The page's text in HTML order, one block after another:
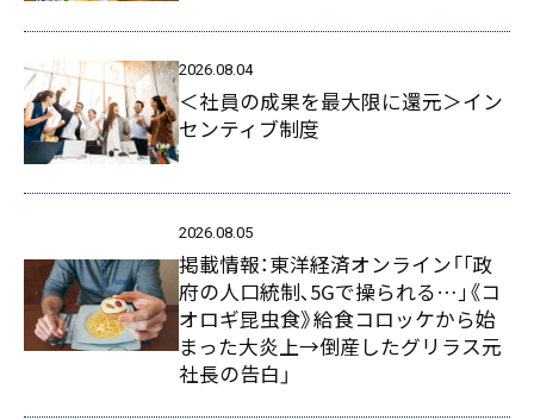
2026.08.04
＜社員の成果を最大限に還元＞イン
センティブ制度
2026.08.05
掲載情報：東洋経済オンライン「｢政
府の人口統制､5Gで操られる…｣《コ
オロギ昆虫食》給食コロッケから始
まった大炎上→倒産したグリラス元
社長の告白」